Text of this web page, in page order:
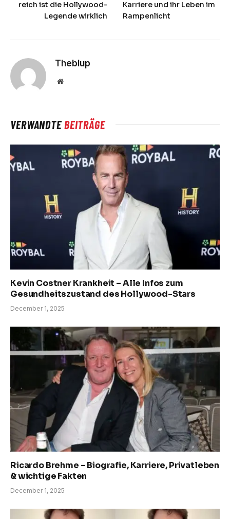
reich ist die Hollywood-
Legende wirklich
Karriere und ihr Leben im
Rampenlicht
Theblup
Website
VERWANDTEBEITRÄGE
Kevin Costner Krankheit – Alle Infos zum
Gesundheitszustand des Hollywood-Stars
December 1, 2025
Ricardo Brehme – Biografie, Karriere, Privatleben
& wichtige Fakten
December 1, 2025